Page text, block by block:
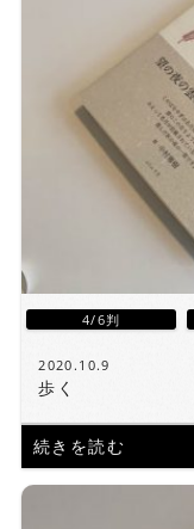
4/6判
2020.10.9
歩く
続きを読む